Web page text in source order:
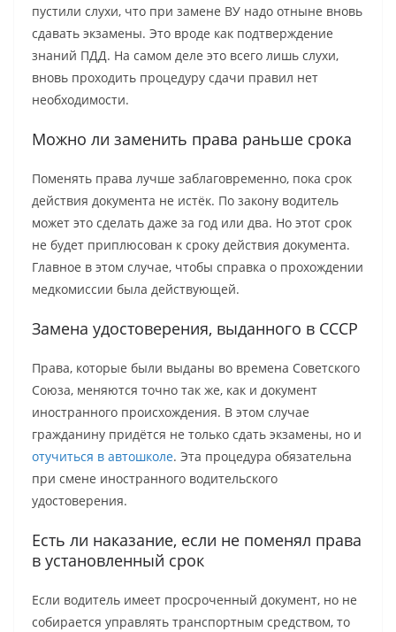
пустили слухи, что при замене ВУ надо отныне вновь
сдавать экзамены. Это вроде как подтверждение
знаний ПДД. На самом деле это всего лишь слухи,
вновь проходить процедуру сдачи правил нет
необходимости.
Можно ли заменить права раньше срока
Поменять права лучше заблаговременно, пока срок
действия документа не истёк. По закону водитель
может это сделать даже за год или два. Но этот срок
не будет приплюсован к сроку действия документа.
Главное в этом случае, чтобы справка о прохождении
медкомиссии была действующей.
Замена удостоверения, выданного в СССР
Права, которые были выданы во времена Советского
Союза, меняются точно так же, как и документ
иностранного происхождения. В этом случае
гражданину придётся не только сдать экзамены, но и
отучиться в автошколе. Эта процедура обязательна
при смене иностранного водительского
удостоверения.
Есть ли наказание, если не поменял права
в установленный срок
Если водитель имеет просроченный документ, но не
собирается управлять транспортным средством, то